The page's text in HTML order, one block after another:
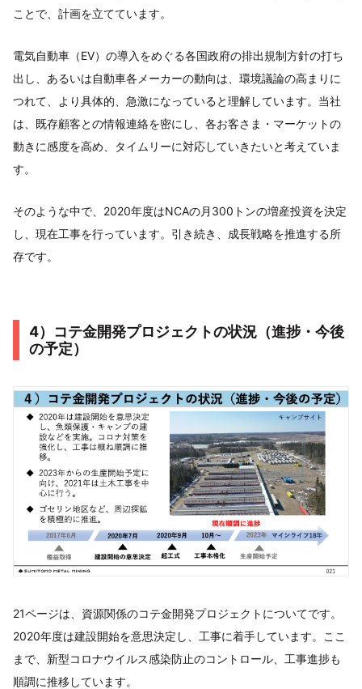
ことで、計画を立てています。
電気自動車（EV）の導入をめぐる各国政府の排出規制方針の打ち
出し、あるいは自動車各メーカーの動向は、環境議論の高まりに
つれて、より具体的、急激になっていると理解しています。当社
は、既存顧客との情報連絡を密にし、各お客さま・マーケットの
動きに感度を高め、タイムリーに対応していきたいと考えていま
す。
そのような中で、2020年度はNCAの月300トンの増産投資を決定
し、現在工事を行っています。引き続き、成長戦略を推進する所
存です。
4）コテ金開発プロジェクトの状況（進捗・今後
の予定）
21ページは、資源関係のコテ金開発プロジェクトについてです。
2020年度は建設開始を意思決定し、工事に着手しています。ここ
まで、新型コロナウイルス感染防止のコントロール、工事進捗も
順調に推移しています。